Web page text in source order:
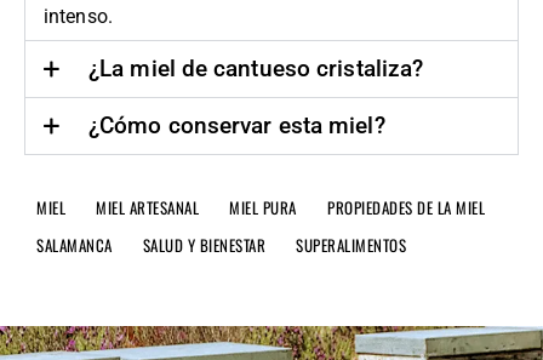
intenso.
¿La miel de cantueso cristaliza?
¿Cómo conservar esta miel?
MIEL MIEL ARTESANAL MIEL PURA
PROPIEDADES DE LA MIEL
SALAMANCA
SALUD Y BIENESTAR SUPERALIMENTOS